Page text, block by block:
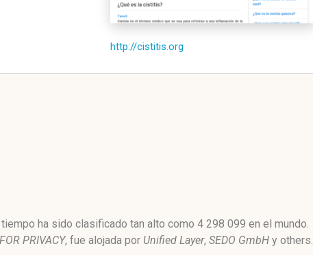
http://cistitis.org
ha sido clasificado tan alto como 4 298 099 en el mundo.
PRIVACY, fue alojada por Unified Layer, SEDO GmbH y others.